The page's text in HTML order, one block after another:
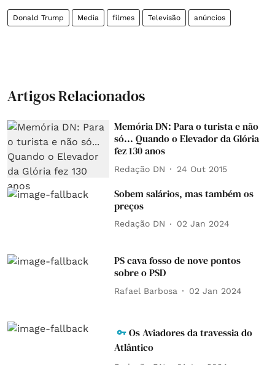
Donald Trump Media filmes Televisão anúncios
Artigos Relacionados
Memória DN: Para o turista e não
só... Quando o Elevador da Glória
fez 130 anos
Redação DN 24 Out 2015
Sobem salários, mas também os
preços
Redação DN 02 Jan 2024
PS cava fosso de nove pontos
sobre o PSD
Rafael Barbosa 02 Jan 2024
Os Aviadores da travessia do
Atlântico